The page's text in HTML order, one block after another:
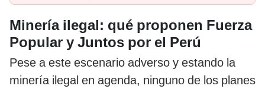
Minería ilegal: qué proponen Fuerza
Popular y Juntos por el Perú
Pese a este escenario adverso y estando la
minería ilegal en agenda, ninguno de los planes